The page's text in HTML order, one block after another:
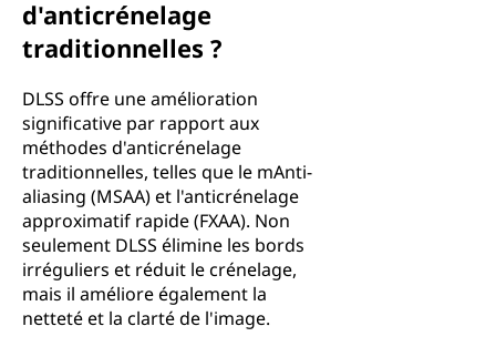
d'anticrénelage
traditionnelles ?
DLSS offre une amélioration
significative par rapport aux
méthodes d'anticrénelage
traditionnelles, telles que le mAnti-
aliasing (MSAA) et l'anticrénelage
approximatif rapide (FXAA). Non
seulement DLSS élimine les bords
irréguliers et réduit le crénelage,
mais il améliore également la
netteté et la clarté de l'image.